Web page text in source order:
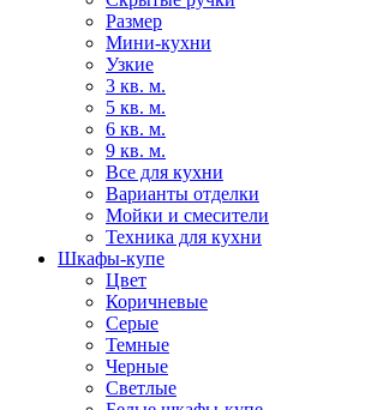
Размер
Мини-кухни
Узкие
3 кв. м.
5 кв. м.
6 кв. м.
9 кв. м.
Все для кухни
Варианты отделки
Мойки и смесители
Техника для кухни
Шкафы-купе
Цвет
Коричневые
Серые
Темные
Черные
Светлые